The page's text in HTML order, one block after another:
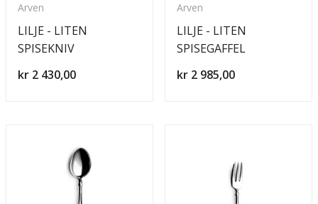
LILJE - LITEN
SPISEKNIV
Arven
kr 2 430,00
LILJE - LITEN
SPISEGAFFEL
Arven
kr 2 985,00